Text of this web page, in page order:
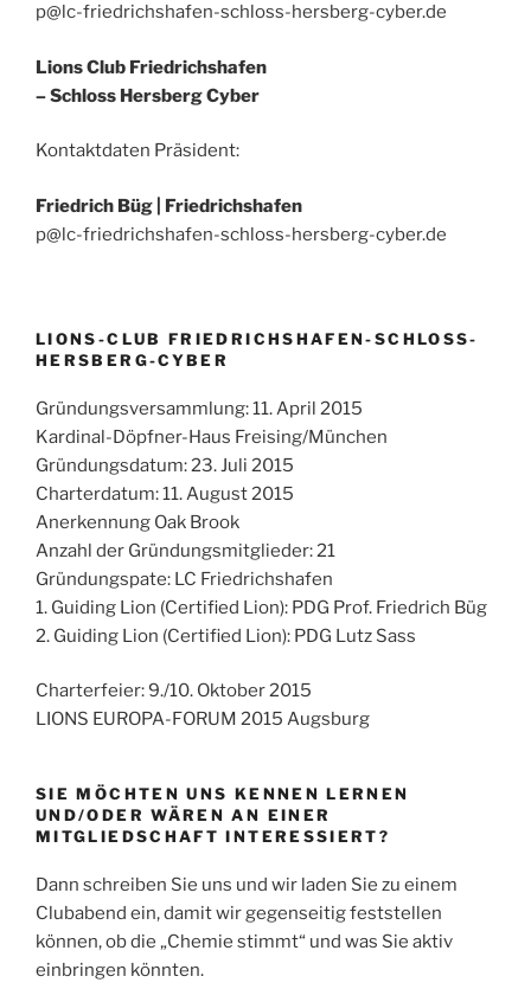
p@lc-friedrichshafen-schloss-hersberg-cyber.de
Lions Club Friedrichshafen
– Schloss Hersberg Cyber
Kontaktdaten Präsident:
Friedrich Büg | Friedrichshafen
p@lc-friedrichshafen-schloss-hersberg-cyber.de
LIONS-CLUB FRIEDRICHSHAFEN-SCHLOSS-
HERSBERG-CYBER
Gründungsversammlung: 11. April 2015
Kardinal-Döpfner-Haus Freising/München
Gründungsdatum: 23. Juli 2015
Charterdatum: 11. August 2015
Anerkennung Oak Brook
Anzahl der Gründungsmitglieder: 21
Gründungspate: LC Friedrichshafen
1. Guiding Lion (Certified Lion): PDG Prof. Friedrich Büg
2. Guiding Lion (Certified Lion): PDG Lutz Sass
Charterfeier: 9./10. Oktober 2015
LIONS EUROPA-FORUM 2015 Augsburg
SIE MÖCHTEN UNS KENNEN LERNEN
UND/ODER WÄREN AN EINER
MITGLIEDSCHAFT INTERESSIERT?
Dann schreiben Sie uns und wir laden Sie zu einem
Clubabend ein, damit wir gegenseitig feststellen
können, ob die „Chemie stimmt“ und was Sie aktiv
einbringen könnten.